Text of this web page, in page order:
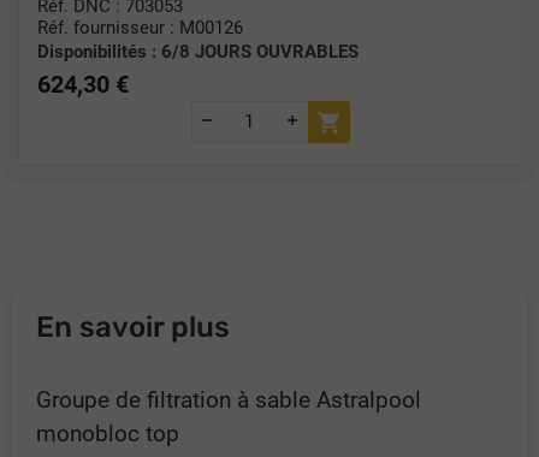
Réf. DNC : 703053
Réf. fournisseur : M00126
Disponibilités : 6/8 JOURS OUVRABLES
624,30 €
En savoir plus
Groupe de filtration à sable Astralpool
monobloc top